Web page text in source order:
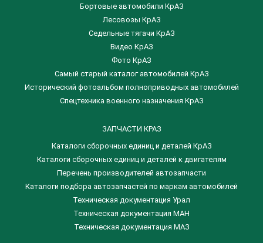
Бортовые автомобили КрАЗ
Лесовозы КрАЗ
Седельные тягачи КрАЗ
Видео КрАЗ
Фото КрАЗ
Самый старый каталог автомобилей КрАЗ
Исторический фотоальбом полноприводных автомобилей
Спецтехника военного назначения КрАЗ
ЗАПЧАСТИ КРАЗ
Каталоги сборочных единиц и деталей КрАЗ
​Каталоги сборочных единиц и деталей к двигателям
Перечень производителей автозапчасти
Каталоги подбора автозапчастей по маркам автомобилей
Техническая документация Урал
Техническая документация МАН
Техническая документация МАЗ